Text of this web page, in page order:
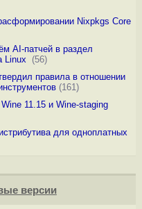
Nixpkgs Core
AI-патчей в раздел
Linux
(56)
правила в отношении
(161)
11.15 и Wine-staging
для одноплатных
версии